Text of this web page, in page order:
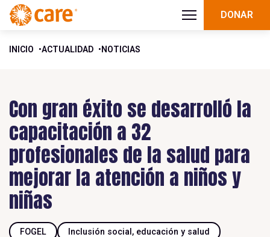
DONAR
INICIO ACTUALIDAD NOTICIAS
Con gran éxito se desarrolló la
capacitación a 32
profesionales de la salud para
mejorar la atención a niños y
niñas
FOGEL Inclusión social, educación y salud